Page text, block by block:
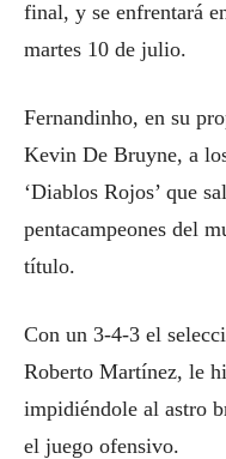
final, y se enfrentará
martes 10 de julio.
Fernandinho, en su
Kevin De Bruyne, a
‘Diablos Rojos’ que
pentacampeones del
título.
Con un 3-4-3 el
Roberto Martínez, le
impidiéndole al astro
el juego ofensivo.